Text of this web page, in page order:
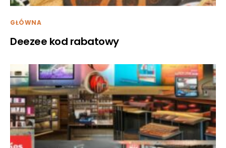
GŁÓWNA
Deezee kod rabatowy